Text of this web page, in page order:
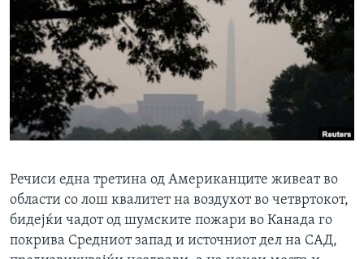
ИНТЕРВЈУА
Јазици
Речиси една третина од Американците живеат во
области со лош квалитет на воздухот во четвртокот,
бидејќи чадот од шумските пожари во Канада го
покрива Средниот запад и источниот дел на САД,